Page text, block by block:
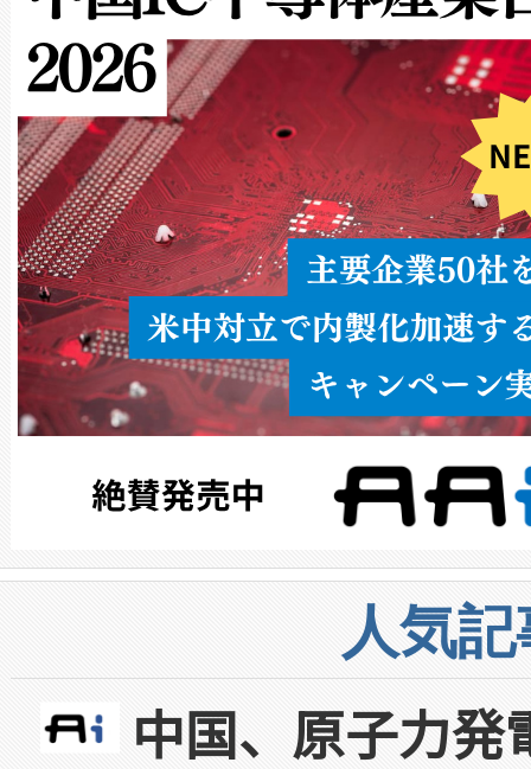
人気
中国、原子力